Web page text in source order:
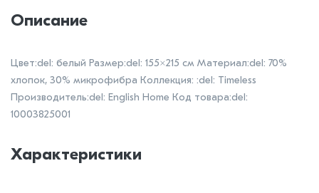
Описание
Цвет:del: белый Размер:del: 155×215 см Материал:del: 70%
хлопок, 30% микрофибра Коллекция: :del: Timeless
Производитель:del: English Home Код товара:del:
10003825001
Характеристики